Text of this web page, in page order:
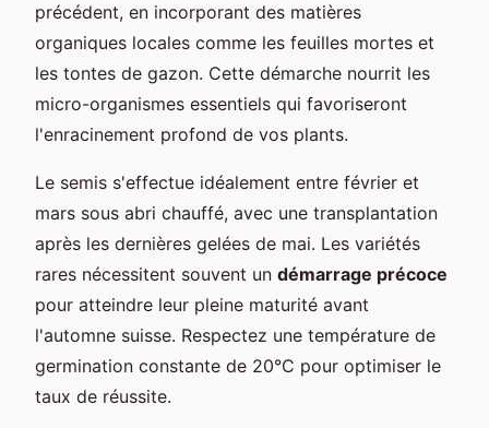
précédent, en incorporant des matières
organiques locales comme les feuilles mortes et
les tontes de gazon. Cette démarche nourrit les
micro-organismes essentiels qui favoriseront
l'enracinement profond de vos plants.
Le semis s'effectue idéalement entre février et
mars sous abri chauffé, avec une transplantation
après les dernières gelées de mai. Les variétés
rares nécessitent souvent un démarrage précoce
pour atteindre leur pleine maturité avant
l'automne suisse. Respectez une température de
germination constante de 20°C pour optimiser le
taux de réussite.